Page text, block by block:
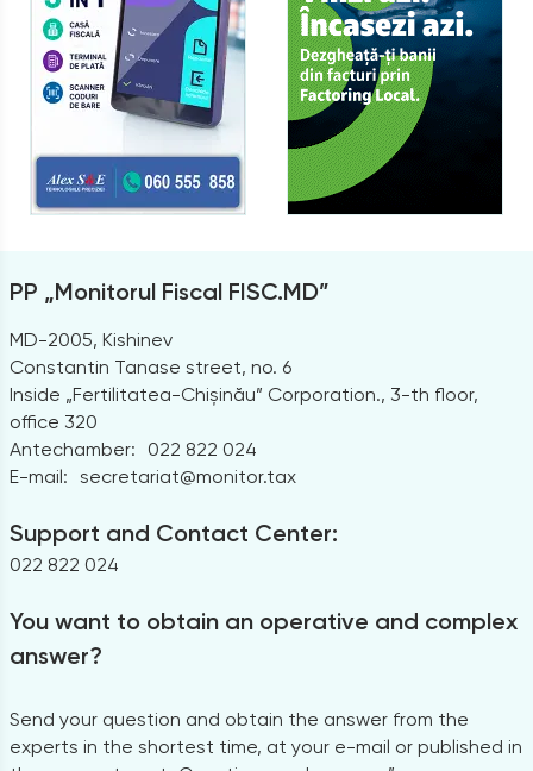
PP „Monitorul Fiscal FISC.MD”
MD-2005, Kishinev
Constantin Tanase street, no. 6
Inside „Fertilitatea-Chișinău” Corporation., 3-th floor,
office 320
Antechamber:
022 822 024
E-mail: secretariat@monitor.tax
Support and Contact Center:
022 822 024
You want to obtain an operative and complex
answer?
Send your question and obtain the answer from the
experts in the shortest time, at your e-mail or published in